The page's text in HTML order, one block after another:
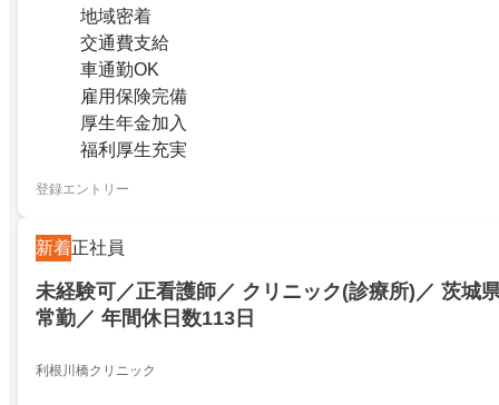
地域密着
交通費支給
車通勤OK
雇用保険完備
厚生年金加入
福利厚生充実
登録エントリー
新着正社員
未経験可／正看護師／ クリニック(診療所)／ 茨城
常勤／ 年間休日数113日
利根川橋クリニック